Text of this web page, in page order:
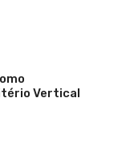
Vertical